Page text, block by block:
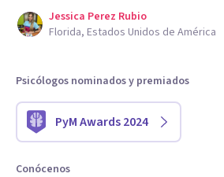
Jessica Perez Rubio
Florida, Estados Unidos de América
Psicólogos nominados y premiados
PyM Awards 2024
Conócenos